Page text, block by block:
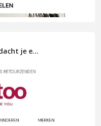
je e...